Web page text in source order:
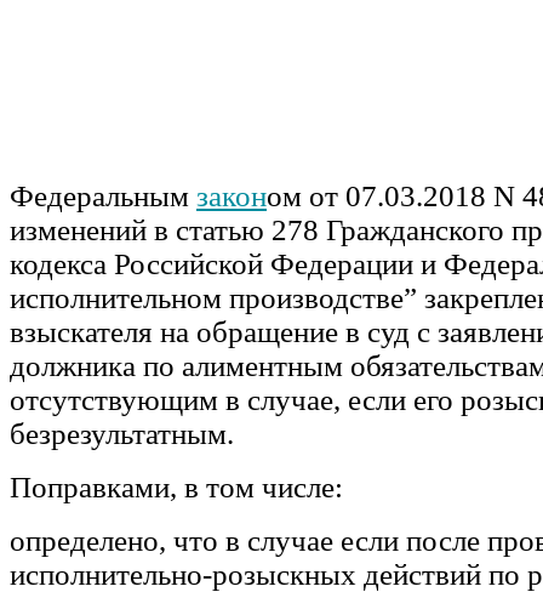
Федеральным законом от 07.03.2018 N
изменений в статью 278 Гражданского
кодекса Российской Федерации и
исполнительном производстве”
взыскателя на обращение в суд с
должника по алиментным
отсутствующим в случае, если его
безрезультатным.
Поправками, в том числе:
определено, что в случае если после
исполнительно-розыскных действий по